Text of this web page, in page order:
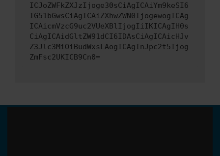
ICJoZWFkZXJzIjoge30sCiAgICAiYm9keSI6
IG51bGwsCiAgICAiZXhwZWN0IjogewogICAg
ICAicmVzcG9uc2VUeXBlIjogIiIKICAgIH0s
CiAgICAidGltZW91dCI6IDAsCiAgICAicHJv
Z3Jlc3MiOiBudWxsLAogICAgInJpc2t5Ijog
ZmFsc2UKICB9Cn0=